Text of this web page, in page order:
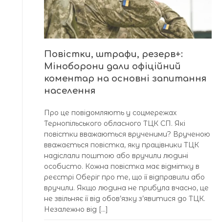
Повістки, штрафи, резерв+:
Міноборони дали офіційний
коментар на основні запитання
населення
Про це повідомляють у соцмережах
Тернопільського обласного ТЦК СП. Які
повістки вважаються врученими? Врученою
вважається повістка, яку працівники ТЦК
надіслали поштою або вручили людині
особисто. Кожна повістка має відмітку в
реєстрі Оберіг про те, що її відправили або
вручили. Якщо людина не прибула вчасно, це
не звільняє її від обов’язку з’явитися до ТЦК.
Незалежно від […]